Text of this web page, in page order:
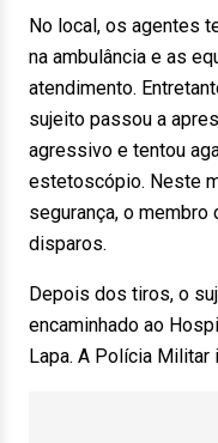
No local, os agentes
na ambulância e as
atendimento.
sujeito passou a
agressivo e tentou
estetoscópio. Neste
segurança, o
disparos.
Depois dos tiros, o
encaminhado ao
Lapa. A Polícia Militar